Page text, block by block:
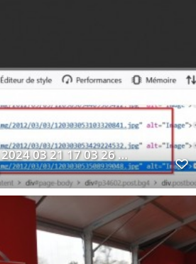
2024 03 21 17 07 59 2024 03 21 17 03 26 .png ‎ Photos